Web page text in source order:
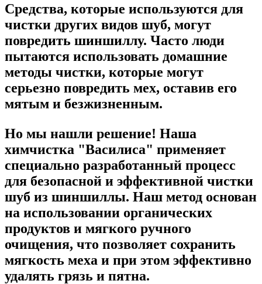
Средства, которые используются для
чистки других видов шуб, могут
повредить шиншиллу. Часто люди
пытаются использовать домашние
методы чистки, которые могут
серьезно повредить мех, оставив его
мятым и безжизненным.
Но мы нашли решение! Наша
химчистка "Василиса" применяет
специально разработанный процесс
для безопасной и эффективной чистки
шуб из шиншиллы. Наш метод основан
на использовании органических
продуктов и мягкого ручного
очищения, что позволяет сохранить
мягкость меха и при этом эффективно
удалять грязь и пятна.